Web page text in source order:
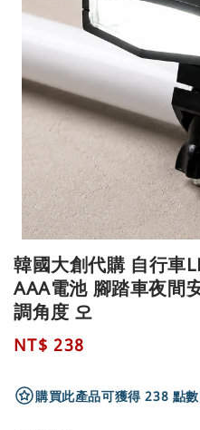
韓國大創代購 自行車
AAA電池 腳踏車夜間
調角度 오
Regular
NT$ 238
購買此產品可獲得 238 點